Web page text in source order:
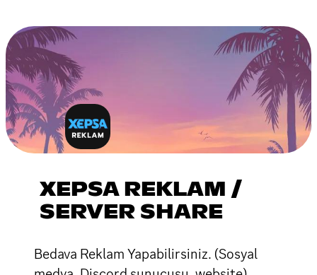
XEPSA REKLAM /
SERVER SHARE
Bedava Reklam Yapabilirsiniz. (Sosyal